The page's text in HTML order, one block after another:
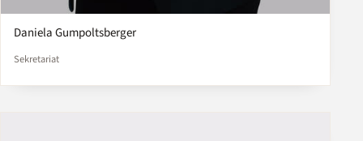
Daniela Gumpoltsberger
Sekretariat